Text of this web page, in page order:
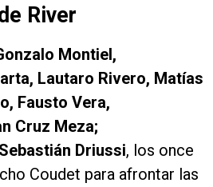
River
Montiel,
Lautaro Rivero, Matías
Fausto Vera,
Cruz Meza;
Driussi, los once
Coudet para afrontar las